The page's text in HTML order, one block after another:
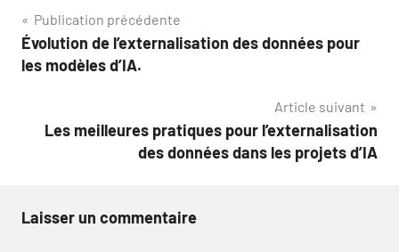
Navigation
de
Publication précédente
Évolution de l’externalisation des données pour
les modèles d’IA.
Article suivant
Les meilleures pratiques pour l’externalisation
des données dans les projets d’IA
Laisser un commentaire